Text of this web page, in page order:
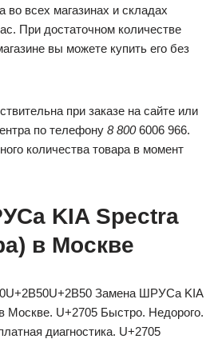
во всех магазинах и складах
При достаточном количестве
вы можете купить его без
при заказе на сайте или
по телефону 8 8006006 966.
количества товара в момент
KIA Spectra
в Москве
Замена ШРУСа KIA
Москве. U+2705 Быстро. Недорого.
диагностика. U+2705